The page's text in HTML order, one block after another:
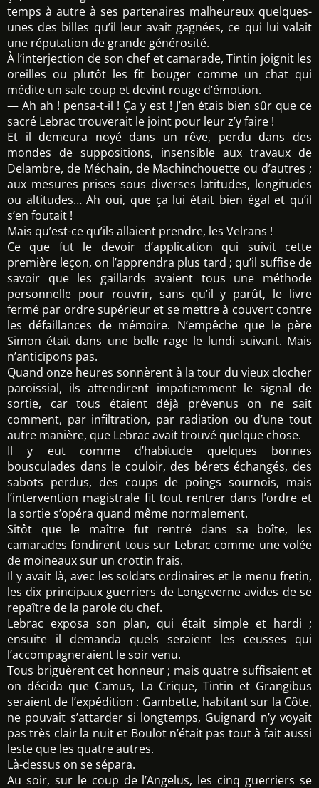
temps à autre à ses partenaires malheureux quelques-
unes des billes qu’il leur avait gagnées, ce qui lui valait
une réputation de grande générosité.
À l’interjection de son chef et camarade, Tintin joignit les
oreilles ou plutôt les fit bouger comme un chat qui
médite un sale coup et devint rouge d’émotion.
— Ah ah ! pensa-t-il ! Ça y est ! J’en étais bien sûr que ce
sacré Lebrac trouverait le joint pour leur z’y faire !
Et il demeura noyé dans un rêve, perdu dans des
mondes de suppositions, insensible aux travaux de
Delambre, de Méchain, de Machinchouette ou d’autres ;
aux mesures prises sous diverses latitudes, longitudes
ou altitudes… Ah oui, que ça lui était bien égal et qu’il
s’en foutait !
Mais qu’est-ce qu’ils allaient prendre, les Velrans !
Ce que fut le devoir d’application qui suivit cette
première leçon, on l’apprendra plus tard ; qu’il suffise de
savoir que les gaillards avaient tous une méthode
personnelle pour rouvrir, sans qu’il y parût, le livre
fermé par ordre supérieur et se mettre à couvert contre
les défaillances de mémoire. N’empêche que le père
Simon était dans une belle rage le lundi suivant. Mais
n’anticipons pas.
Quand onze heures sonnèrent à la tour du vieux clocher
paroissial, ils attendirent impatiemment le signal de
sortie, car tous étaient déjà prévenus on ne sait
comment, par infiltration, par radiation ou d’une tout
autre manière, que Lebrac avait trouvé quelque chose.
Il y eut comme d’habitude quelques bonnes
bousculades dans le couloir, des bérets échangés, des
sabots perdus, des coups de poings sournois, mais
l’intervention magistrale fit tout rentrer dans l’ordre et
la sortie s’opéra quand même normalement.
Sitôt que le maître fut rentré dans sa boîte, les
camarades fondirent tous sur Lebrac comme une volée
de moineaux sur un crottin frais.
Il y avait là, avec les soldats ordinaires et le menu fretin,
les dix principaux guerriers de Longeverne avides de se
repaître de la parole du chef.
Lebrac exposa son plan, qui était simple et hardi ;
ensuite il demanda quels seraient les ceusses qui
l’accompagneraient le soir venu.
Tous briguèrent cet honneur ; mais quatre suffisaient et
on décida que Camus, La Crique, Tintin et Grangibus
seraient de l’expédition : Gambette, habitant sur la Côte,
ne pouvait s’attarder si longtemps, Guignard n’y voyait
pas très clair la nuit et Boulot n’était pas tout à fait aussi
leste que les quatre autres.
Là-dessus on se sépara.
Au soir, sur le coup de l’Angelus, les cinq guerriers se